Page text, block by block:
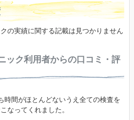
の実績に関する記載は見つかりません
ック利用者からの口コミ・評
時間がほとんどないうえ全ての検査を
なってくれました。